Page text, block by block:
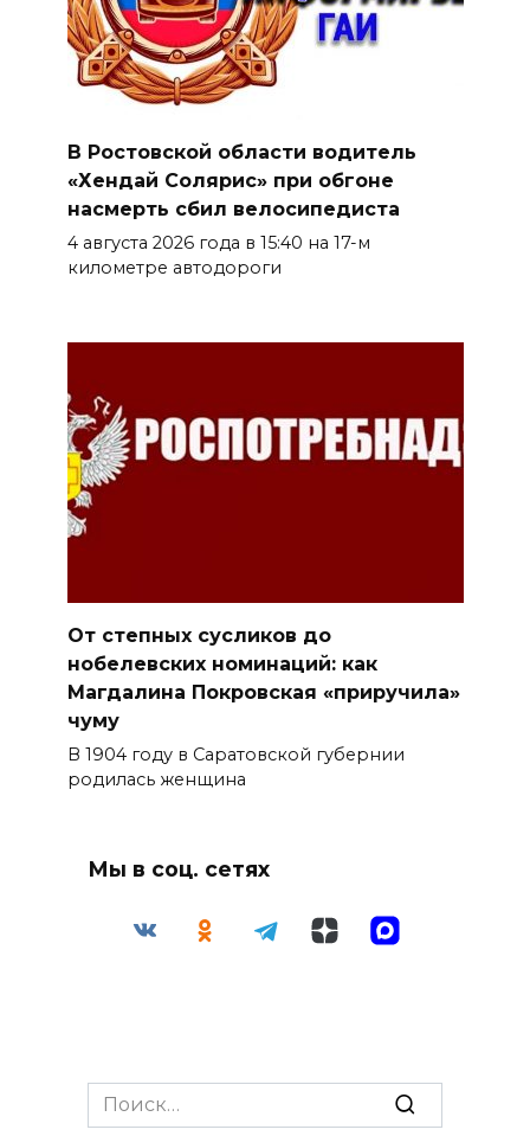
В Ростовской области водитель
«Хендай Солярис» при обгоне
насмерть сбил велосипедиста
4 августа 2026 года в 15:40 на 17-м
километре автодороги
От степных сусликов до
нобелевских номинаций: как
Магдалина Покровская «приручила»
чуму
В 1904 году в Саратовской губернии
родилась женщина
Мы в соц. сетях
Search
for: